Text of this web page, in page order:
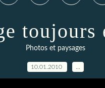
toujours
Photos et paysages
10.01.2010